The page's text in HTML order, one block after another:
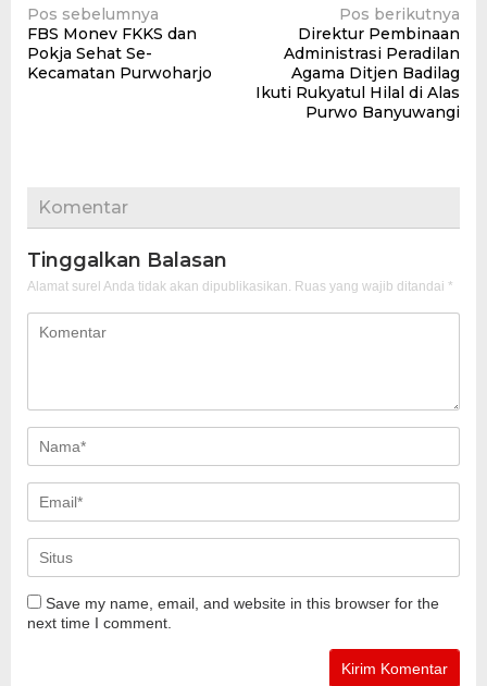
Navigasi
pos
Pos sebelumnya
FBS Monev FKKS dan
Pokja Sehat Se-
Kecamatan Purwoharjo
Pos berikutnya
Direktur Pembinaan
Administrasi Peradilan
Agama Ditjen Badilag
Ikuti Rukyatul Hilal di Alas
Purwo Banyuwangi
Komentar
Tinggalkan Balasan
Alamat surel Anda tidak akan dipublikasikan. Ruas yang wajib ditandai *
Save my name, email, and website in this browser for the
next time I comment.